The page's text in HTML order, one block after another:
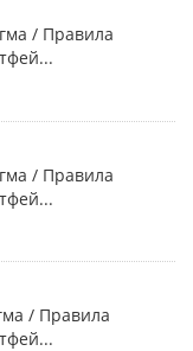
/ Правила
/ Правила
/ Правила